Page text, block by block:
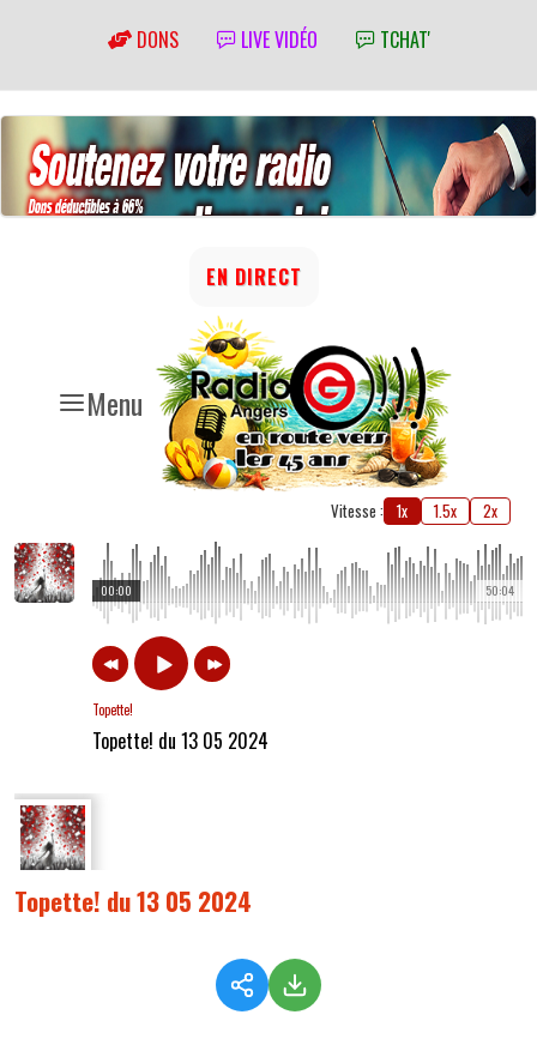
DONS LIVE VIDÉO TCHAT'
Menu
EN DIRECT
Vitesse : 1x 1.5x 2x
50:04
00:00
Topette!
Topette! du 13 05 2024
Topette! du 13 05 2024